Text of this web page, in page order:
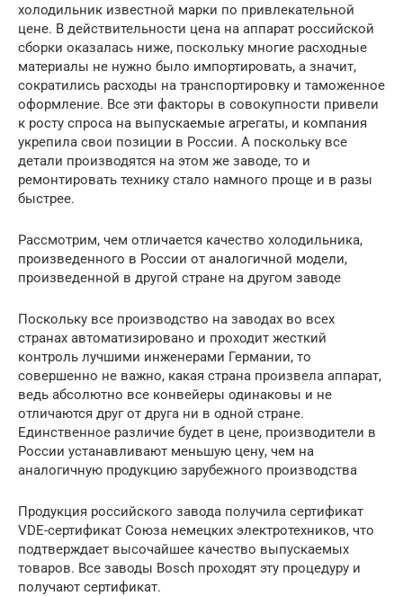
холодильник известной марки по привлекательной
цене. В действительности цена на аппарат российской
сборки оказалась ниже, поскольку многие расходные
материалы не нужно было импортировать, а значит,
сократились расходы на транспортировку и таможенное
оформление. Все эти факторы в совокупности привели
к росту спроса на выпускаемые агрегаты, и компания
укрепила свои позиции в России. А поскольку все
детали производятся на этом же заводе, то и
ремонтировать технику стало намного проще и в разы
быстрее.
Рассмотрим, чем отличается качество холодильника,
произведенного в России от аналогичной модели,
произведенной в другой стране на другом заводе
Поскольку все производство на заводах во всех
странах автоматизировано и проходит жесткий
контроль лучшими инженерами Германии, то
совершенно не важно, какая страна произвела аппарат,
ведь абсолютно все конвейеры одинаковы и не
отличаются друг от друга ни в одной стране.
Единственное различие будет в цене, производители в
России устанавливают меньшую цену, чем на
аналогичную продукцию зарубежного производства
Продукция российского завода получила сертификат
VDE-сертификат Союза немецких электротехников, что
подтверждает высочайшее качество выпускаемых
товаров. Все заводы Bosch проходят эту процедуру и
получают сертификат.